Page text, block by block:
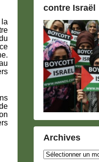
contre Israël
Archives
Archives